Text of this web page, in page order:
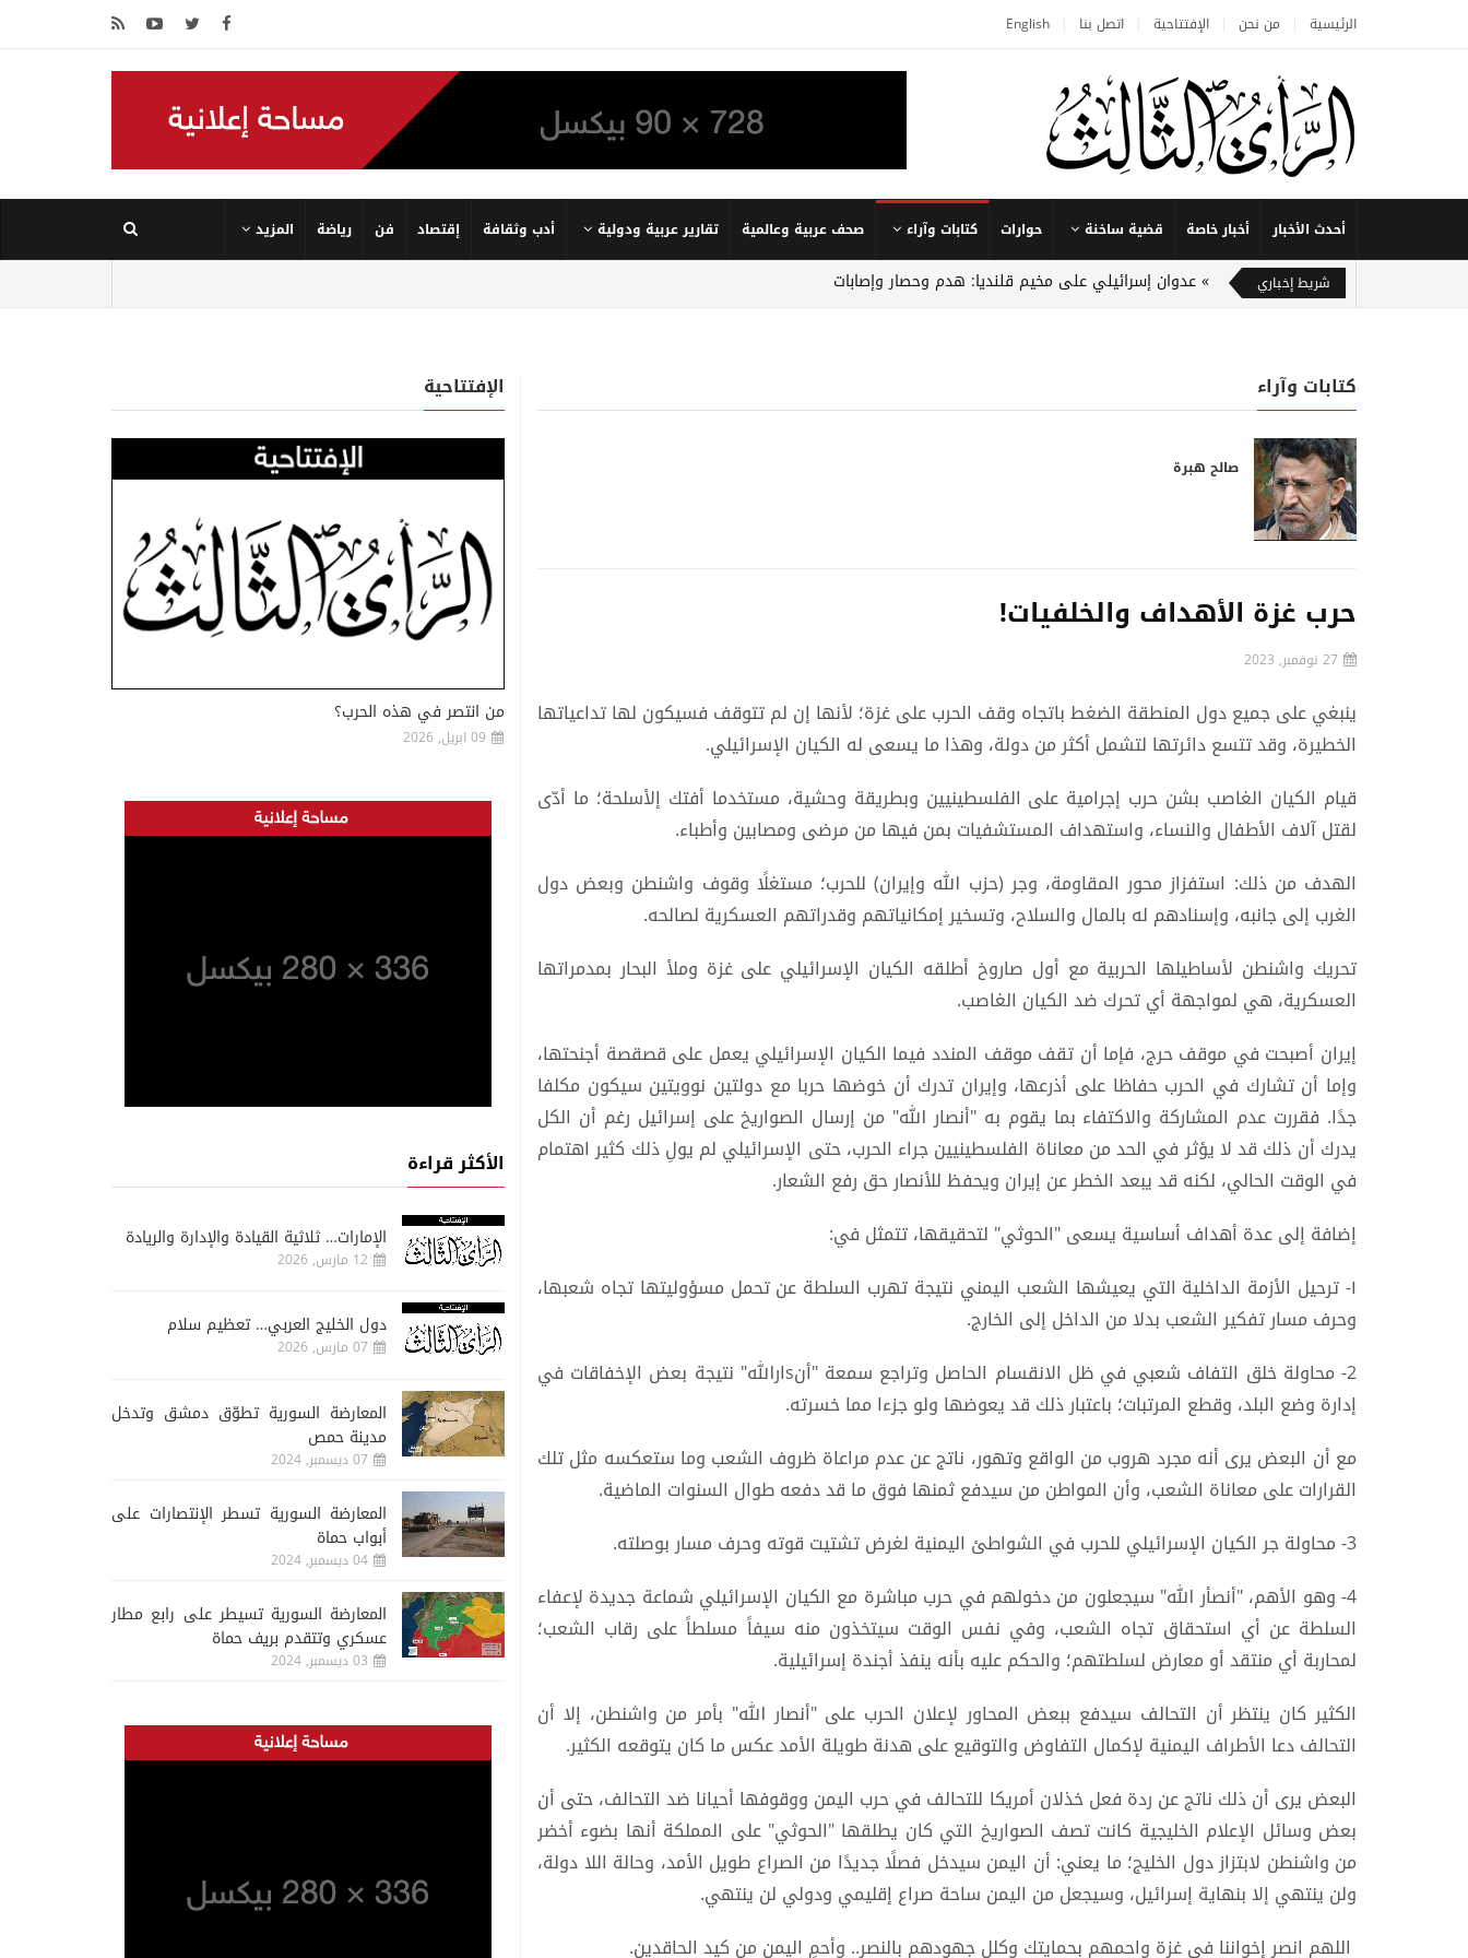
الرئيسية من نحن الإفتتاحية اتصل بنا English
أحدث الأخبار أخبار خاصة قضية ساخنة حوارات كتابات وآراء صحف عربية وعالمية تقارير عربية ودولية أدب وثقافة إقتصاد فن رياضة المزيد
شريط إخباري عدوان إسرائيلي على مخيم قلنديا: هدم وحصار وإصابات
كتابات وآراء
صالح هبرة
حرب غزة الأهداف والخلفيات!
27 نوفمبر, 2023
ينبغي على جميع دول المنطقة الضغط باتجاه وقف الحرب على غزة؛ لأنها إن لم تتوقف فسيكون لها تداعياتها
الخطيرة، وقد تتسع دائرتها لتشمل أكثر من دولة، وهذا ما يسعى له الكيان الإسرائيلي.
قيام الكيان الغاصب بشن حرب إجرامية على الفلسطينيين وبطريقة وحشية، مستخدما أفتك إلأسلحة؛ ما أدّى
لقتل آلاف الأطفال والنساء، واستهداف المستشفيات بمن فيها من مرضى ومصابين وأطباء.
الهدف من ذلك: استفزاز محور المقاومة، وجر (حزب الله وإيران) للحرب؛ مستغلًا وقوف واشنطن وبعض دول
الغرب إلى جانبه، وإسنادهم له بالمال والسلاح، وتسخير إمكانياتهم وقدراتهم العسكرية لصالحه.
تحريك واشنطن لأساطيلها الحربية مع أول صاروخ أطلقه الكيان الإسرائيلي على غزة وملأ البحار بمدمراتها
العسكرية، هي لمواجهة أي تحرك ضد الكيان الغاصب.
إيران أصبحت في موقف حرج، فإما أن تقف موقف المندد فيما الكيان الإسرائيلي يعمل على قصقصة أجنحتها،
وإما أن تشارك في الحرب حفاظا على أذرعها، وإيران تدرك أن خوضها حربا مع دولتين نوويتين سيكون مكلفا
جدًا. فقررت عدم المشاركة والاكتفاء بما يقوم به "أنصار الله" من إرسال الصواريخ على إسرائيل رغم أن الكل
يدرك أن ذلك قد لا يؤثر في الحد من معاناة الفلسطينيين جراء الحرب، حتى الإسرائيلي لم يولِ ذلك كثير اهتمام
في الوقت الحالي، لكنه قد يبعد الخطر عن إيران ويحفظ للأنصار حق رفع الشعار.
إضافة إلى عدة أهداف أساسية يسعى "الحوثي" لتحقيقها، تتمثل في:
١- ترحيل الأزمة الداخلية التي يعيشها الشعب اليمني نتيجة تهرب السلطة عن تحمل مسؤوليتها تجاه شعبها،
وحرف مسار تفكير الشعب بدلا من الداخل إلى الخارج.
2- محاولة خلق التفاف شعبي في ظل الانقسام الحاصل وتراجع سمعة "أنsارالله" نتيجة بعض الإخفاقات في
إدارة وضع البلد، وقطع المرتبات؛ باعتبار ذلك قد يعوضها ولو جزءا مما خسرته.
مع أن البعض يرى أنه مجرد هروب من الواقع وتهور، ناتج عن عدم مراعاة ظروف الشعب وما ستعكسه مثل تلك
القرارات على معاناة الشعب، وأن المواطن من سيدفع ثمنها فوق ما قد دفعه طوال السنوات الماضية.
3- محاولة جر الكيان الإسرائيلي للحرب في الشواطئ اليمنية لغرض تشتيت قوته وحرف مسار بوصلته.
4- وهو الأهم، "أنصأر الله" سيجعلون من دخولهم في حرب مباشرة مع الكيان الإسرائيلي شماعة جديدة لإعفاء
السلطة عن أي استحقاق تجاه الشعب، وفي نفس الوقت سيتخذون منه سيفاً مسلطاً على رقاب الشعب؛
لمحاربة أي منتقد أو معارض لسلطتهم؛ والحكم عليه بأنه ينفذ أجندة إسرائيلية.
الكثير كان ينتظر أن التحالف سيدفع ببعض المحاور لإعلان الحرب على "أنصار الله" بأمر من واشنطن، إلا أن
التحالف دعا الأطراف اليمنية لإكمال التفاوض والتوقيع على هدنة طويلة الأمد عكس ما كان يتوقعه الكثير.
البعض يرى أن ذلك ناتج عن ردة فعل خذلان أمريكا للتحالف في حرب اليمن ووقوفها أحيانا ضد التحالف، حتى أن
بعض وسائل الإعلام الخليجية كانت تصف الصواريخ التي كان يطلقها "الحوثي" على المملكة أنها بضوء أخضر
من واشنطن لابتزاز دول الخليج؛ ما يعني: أن اليمن سيدخل فصلًا جديدًا من الصراع طويل الأمد، وحالة اللا دولة،
ولن ينتهي إلا بنهاية إسرائيل، وسيجعل من اليمن ساحة صراع إقليمي ودولي لن ينتهي.
اللهم انصر إخواننا في غزة واحمهم بحمايتك وكلل جهودهم بالنصر.. وأحمِ اليمن من كيد الحاقدين.
الإفتتاحية
من انتصر في هذه الحرب؟
09 ابريل, 2026
الأكثر قراءة
الإمارات… ثلاثية القيادة والإدارة والريادة
12 مارس, 2026
دول الخليج العربي… تعظيم سلام
07 مارس, 2026
المعارضة السورية تطوّق دمشق وتدخل
مدينة حمص
07 ديسمبر, 2024
المعارضة السورية تسطر الإنتصارات على
أبواب حماة
04 ديسمبر, 2024
المعارضة السورية تسيطر على رابع مطار
عسكري وتتقدم بريف حماة
03 ديسمبر, 2024